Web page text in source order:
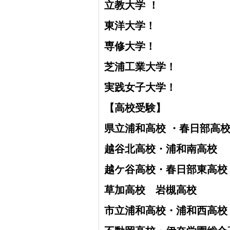
立教大学 ！
東洋大学！
専修大学！
芝浦工業大学！
実践女子大学！
【高校受験】
県立浦和高校 ・ 春日部高校
越谷北高校・ 浦和南高校
越ケ谷高校・ 春日部東高校
草加高校 岩槻高校
市立浦和高校・浦和西高校